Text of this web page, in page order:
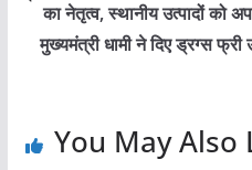
का नेतृत्व, स्थानीय उत्पादों को
मुख्यमंत्री धामी ने दिए ड्रग्स
You May Also